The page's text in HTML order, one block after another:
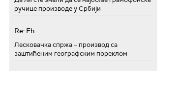
ручице производе у Србији
Re: Eh...
Лесковачка спржа – производ са
заштићеним географским пореклом